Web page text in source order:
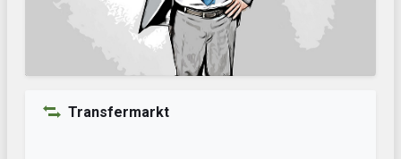
Transfermarkt